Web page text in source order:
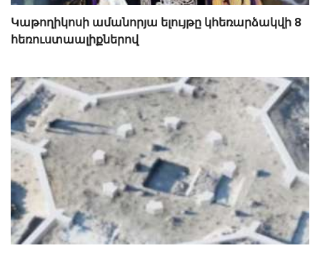
Կաթողիկոսի ամանորյա ելույթը կհեռարձակվի 8
հեռուստաալիքներով